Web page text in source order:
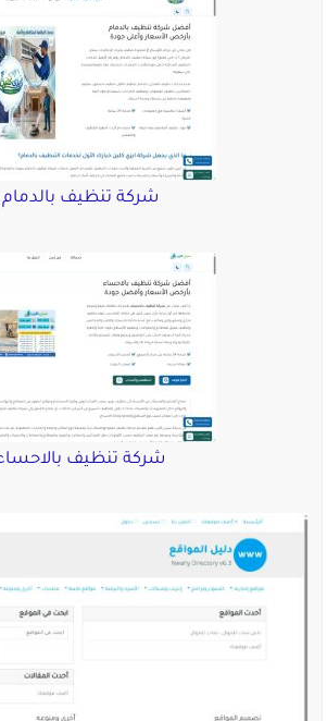
شركة تنظيف بالدمام
شركة تنظيف بالاحساء